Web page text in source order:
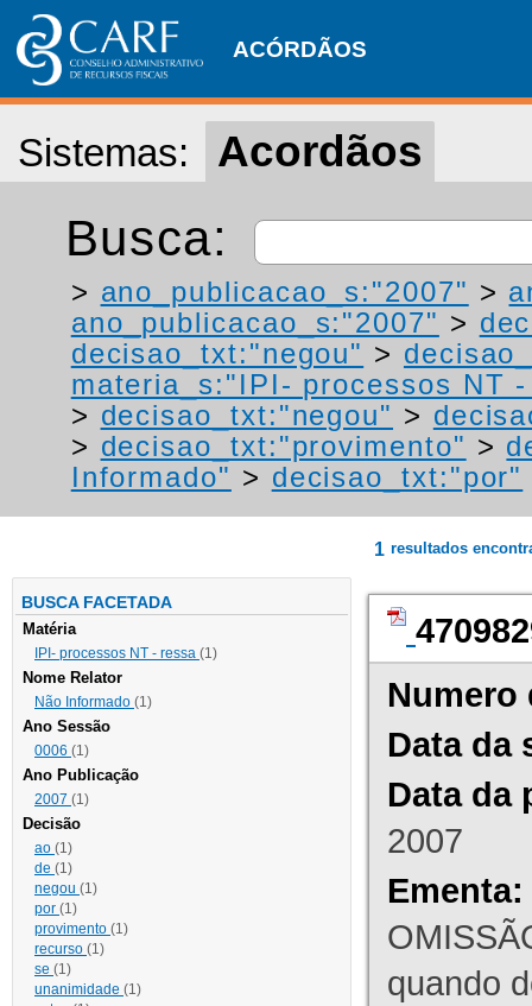
ACÓRDÃOS
Sistemas: Acordãos
Busca:
> ano_publicacao_s:"2007" >
ano_publicacao_s:"2007" >
decisao_txt:"negou" >
materia_s:"IPI- processos NT
> decisao_txt:"negou" >
> decisao_txt:"provimento" >
Informado" > decisao_txt:"por"
BUSCA FACETADA
Matéria
IPI- processos NT - ressa (1)
Nome Relator
Não Informado (1)
Ano Sessão
0006 (1)
Ano Publicação
2007 (1)
Decisão
ao (1)
de (1)
negou (1)
por (1)
provimento (1)
recurso (1)
se (1)
unanimidade (1)
1 resultados
Numero
Data da
Data da
2007
Ementa:
quando